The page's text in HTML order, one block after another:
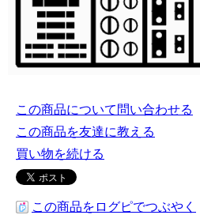
この商品について問い合わせる
この商品を友達に教える
買い物を続ける
この商品をログピでつぶやく